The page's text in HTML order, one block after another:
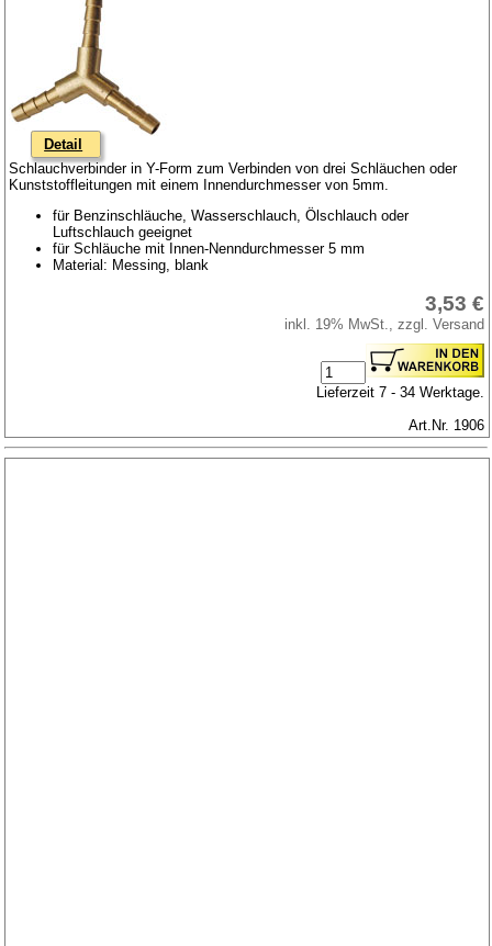
Detail
Schlauchverbinder in Y-Form zum Verbinden von drei Schläuchen oder
Kunststoffleitungen mit einem Innendurchmesser von 5mm.
für Benzinschläuche, Wasserschlauch, Ölschlauch oder
Luftschlauch geeignet
für Schläuche mit Innen-Nenndurchmesser 5 mm
Material: Messing, blank
3,53 €
inkl. 19% MwSt., zzgl. Versand
Lieferzeit 7 - 34 Werktage.
Art.Nr. 1906